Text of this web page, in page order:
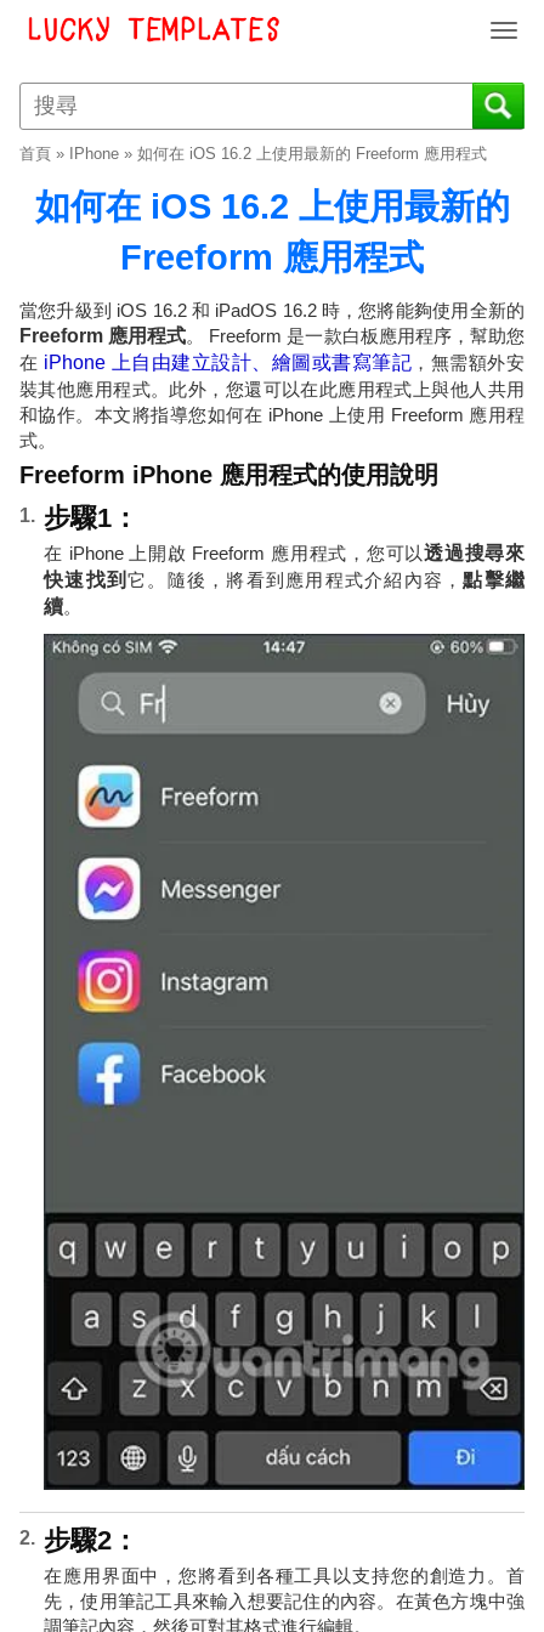
T
g
g
n
a
g
a
i
o
首頁 » IPhone » 如何在 iOS 16.2 上使用最新的 Freeform 應用程式
如何在 iOS 16.2 上使用最新的
Freeform 應用程式
當您升級到 iOS 16.2 和 iPadOS 16.2 時，您將能夠使用全新的
Freeform 應用程式。 Freeform 是一款白板應用程序，幫助您
在 iPhone 上自由建立設計、繪圖或書寫筆記 ，無需額外安
裝其他應用程式。此外，您還可以在此應用程式上與他人共用
和協作。本文將指導您如何在 iPhone 上使用 Freeform 應用程
式。
Freeform iPhone 應用程式的使用說明
步驟1：
在 iPhone 上開啟 Freeform 應用程式，您可以透過搜尋來
快速找到它。隨後，將看到應用程式介紹內容，點擊繼
續。
步驟2：
在應用界面中，您將看到各種工具以支持您的創造力。首
先，使用筆記工具來輸入想要記住的內容。在黃色方塊中強
調筆記內容，然後可對其格式進行編輯。